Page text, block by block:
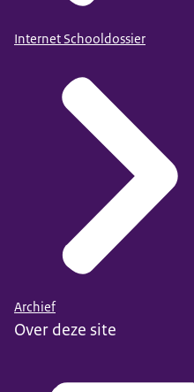
Internet Schooldossier
Archief
Over deze site